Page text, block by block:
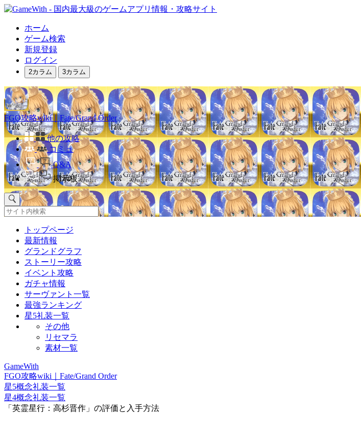
ホーム
ゲーム検索
新規登録
ログイン
2カラム 3カラム
FGO攻略wiki｜Fate/Grand Order
他の攻略
コミュ
Q&A
掲示板
トップページ
最新情報
グランドグラフ
ストーリー攻略
イベント攻略
ガチャ情報
サーヴァント一覧
最強ランキング
星5礼装一覧
その他
リセマラ
素材一覧
GameWith
FGO攻略wiki｜Fate/Grand Order
星5概念礼装一覧
星4概念礼装一覧
「英霊星行：高杉晋作」の評価と入手方法